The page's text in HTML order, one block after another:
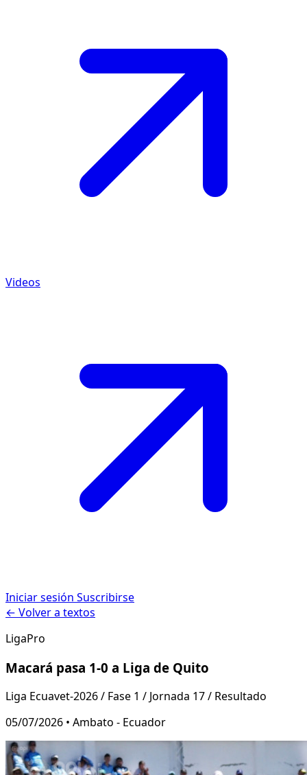
Videos
Iniciar sesión Suscribirse
← Volver a textos
LigaPro
Macará pasa 1-0 a Liga de Quito
Liga Ecuavet-2026 / Fase 1 / Jornada 17 / Resultado
05/07/2026 • Ambato - Ecuador